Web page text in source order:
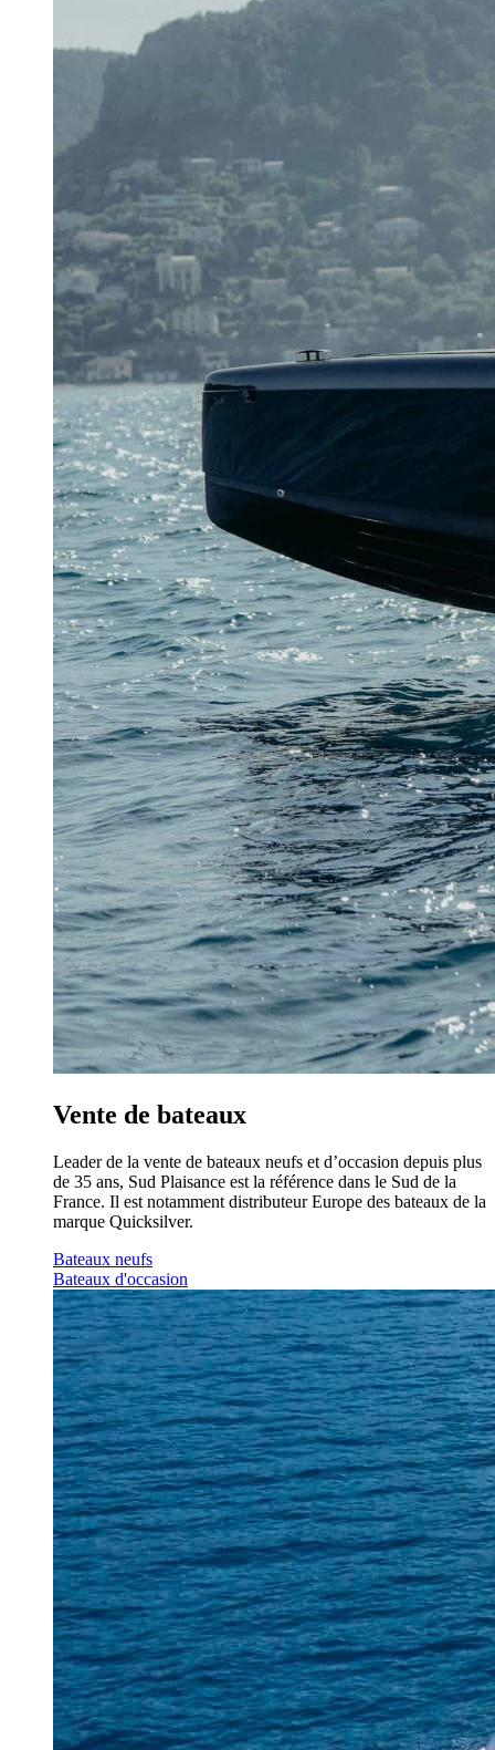
Vente de bateaux
Leader de la vente de bateaux neufs et d’occasion depuis plus
de 35 ans, Sud Plaisance est la référence dans le Sud de la
France. Il est notamment distributeur Europe des bateaux de la
marque Quicksilver.
Bateaux neufs
Bateaux d'occasion